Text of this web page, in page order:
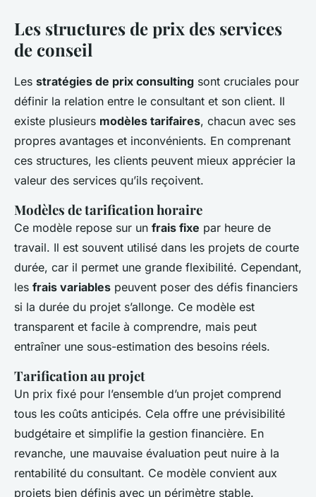
Les structures de prix des services
de conseil
Les stratégies de prix consulting sont cruciales pour
définir la relation entre le consultant et son client. Il
existe plusieurs modèles tarifaires, chacun avec ses
propres avantages et inconvénients. En comprenant
ces structures, les clients peuvent mieux apprécier la
valeur des services qu’ils reçoivent.
Modèles de tarification horaire
Ce modèle repose sur un frais fixe par heure de
travail. Il est souvent utilisé dans les projets de courte
durée, car il permet une grande flexibilité. Cependant,
les frais variables peuvent poser des défis financiers
si la durée du projet s’allonge. Ce modèle est
transparent et facile à comprendre, mais peut
entraîner une sous-estimation des besoins réels.
Tarification au projet
Un prix fixé pour l’ensemble d’un projet comprend
tous les coûts anticipés. Cela offre une prévisibilité
budgétaire et simplifie la gestion financière. En
revanche, une mauvaise évaluation peut nuire à la
rentabilité du consultant. Ce modèle convient aux
projets bien définis avec un périmètre stable.